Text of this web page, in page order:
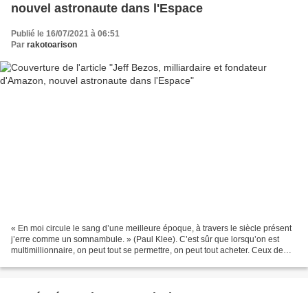
nouvel astronaute dans l'Espace
Publié le 16/07/2021 à 06:51
Par rakotoarison
« En moi circule le sang d’une meilleure époque, à travers le siècle présent
j’erre comme un somnambule. » (Paul Klee). C’est sûr que lorsqu’on est
multimillionnaire, on peut tout se permettre, on peut tout acheter. Ceux de